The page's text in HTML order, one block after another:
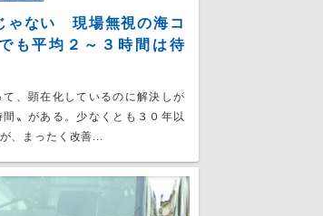
ゃない 現場無視の海コ
も平均２～３時間は待
、顕在化しているのに解決しが
〟がある。少なくとも３０年以
、まったく改善...